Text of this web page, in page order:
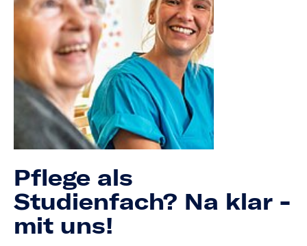
Pflege als
Studienfach? Na klar -
mit uns!